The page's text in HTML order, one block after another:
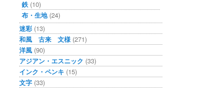
鉄 (10)
布・生地(24)
迷彩 (13)
和風 古来 文様 (271)
洋風 (90)
アジアン・エスニック (33)
インク・ペンキ (15)
文字 (33)